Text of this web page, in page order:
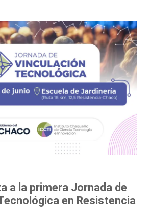
a la primera Jornada de
en Resistencia